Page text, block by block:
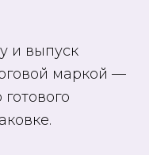
и выпуск
маркой —